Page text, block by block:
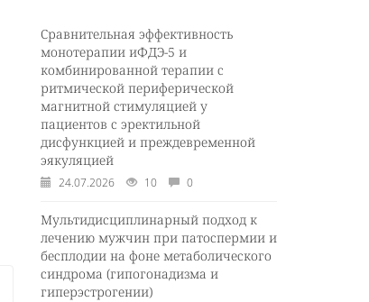
Сравнительная эффективность
монотерапии иФДЭ-5 и
комбинированной терапии с
ритмической периферической
магнитной стимуляцией у
пациентов с эректильной
дисфункцией и преждевременной
эякуляцией
24.07.2026 10 0
Мультидисциплинарный подход к
лечению мужчин при патоспермии и
бесплодии на фоне метаболического
синдрома (гипогонадизма и
гиперэстрогении)